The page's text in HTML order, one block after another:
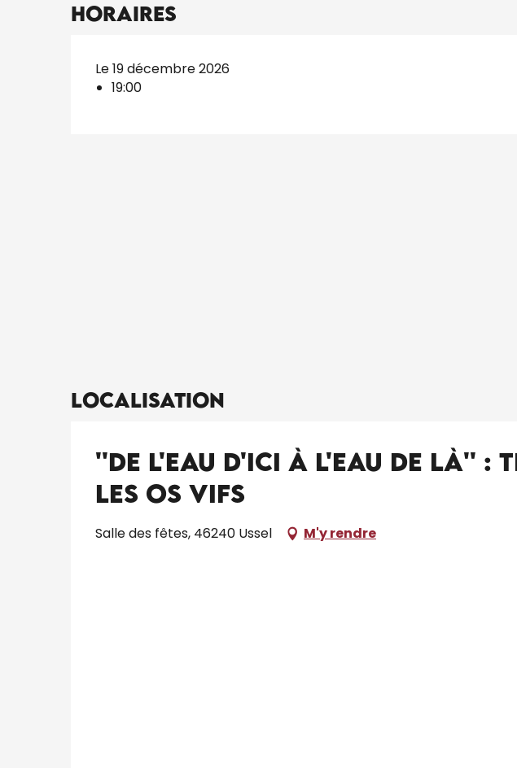
Horaires
Le 19 décembre 2026
19:00
Localisation
''De l'eau d'ici à l'eau de là'' :
Les Os Vifs
Salle des fêtes, 46240 Ussel M'y rendre